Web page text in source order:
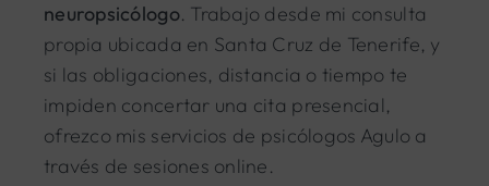
neuropsicólogo. Trabajo desde mi consulta
propia ubicada en Santa Cruz de Tenerife, y
si las obligaciones, distancia o tiempo te
impiden concertar una cita presencial,
ofrezco mis servicios de psicólogos Agulo a
través de sesiones online.